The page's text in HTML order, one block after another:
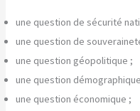
une question de sécurité
une question de
une question géopolitique ;
une question
une question économique ;